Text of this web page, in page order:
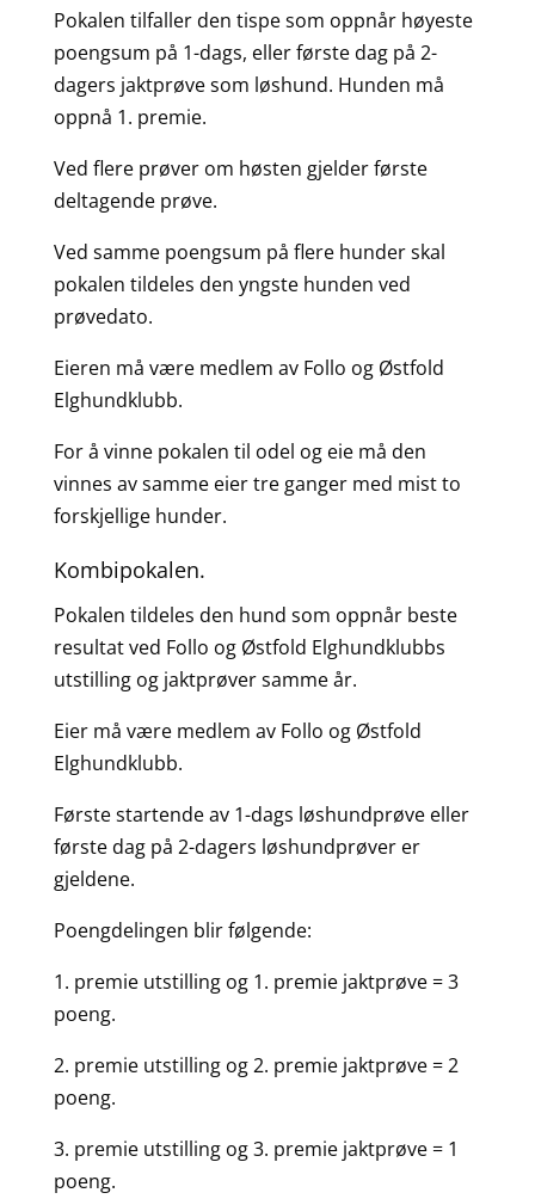
Pokalen tilfaller den tispe som oppnår høyeste
poengsum på 1-dags, eller første dag på 2-
dagers jaktprøve som løshund. Hunden må
oppnå 1. premie.
Ved flere prøver om høsten gjelder første
deltagende prøve.
Ved samme poengsum på flere hunder skal
pokalen tildeles den yngste hunden ved
prøvedato.
Eieren må være medlem av Follo og Østfold
Elghundklubb.
For å vinne pokalen til odel og eie må den
vinnes av samme eier tre ganger med mist to
forskjellige hunder.
Kombipokalen.
Pokalen tildeles den hund som oppnår beste
resultat ved Follo og Østfold Elghundklubbs
utstilling og jaktprøver samme år.
Eier må være medlem av Follo og Østfold
Elghundklubb.
Første startende av 1-dags løshundprøve eller
første dag på 2-dagers løshundprøver er
gjeldene.
Poengdelingen blir følgende:
1. premie utstilling og 1. premie jaktprøve = 3
poeng.
2. premie utstilling og 2. premie jaktprøve = 2
poeng.
3. premie utstilling og 3. premie jaktprøve = 1
poeng.